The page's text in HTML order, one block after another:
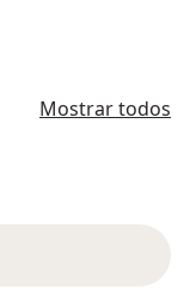
of
y Cirugía
Oftalmólogos
Mostrar todos